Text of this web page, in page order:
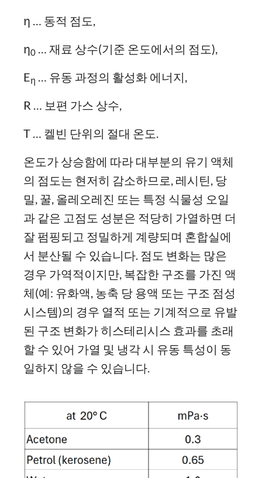
η … 동적 점도,
η0 … 재료 상수(기준 온도에서의 점도),
Eη … 유동 과정의 활성화 에너지,
R … 보편 가스 상수,
T … 켈빈 단위의 절대 온도.
온도가 상승함에 따라 대부분의 유기 액체
의 점도는 현저히 감소하므로, 레시틴, 당
밀, 꿀, 올레오레진 또는 특정 식물성 오일
과 같은 고점도 성분은 적당히 가열하면 더
잘 펌핑되고 정밀하게 계량되며 혼합실에
서 분산될 수 있습니다. 점도 변화는 많은
경우 가역적이지만, 복잡한 구조를 가진 액
체(예: 유화액, 농축 당 용액 또는 구조 점성
시스템)의 경우 열적 또는 기계적으로 유발
된 구조 변화가 히스테리시스 효과를 초래
할 수 있어 가열 및 냉각 시 유동 특성이 동
일하지 않을 수 있습니다.